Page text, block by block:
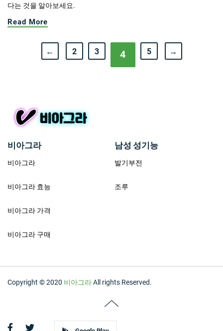
다는 것을 알아보세요.
Read More
← 2 3 4 5 →
비아그라
비아그라
비아그라 효능
비아그라 가격
비아그라 구매
남성 성기능
발기부전
조루
Copyright © 2020 비아그라All rights Reserved.